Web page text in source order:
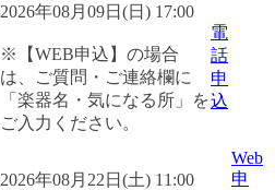
2026年08月09日(日) 17:00
※【WEB申込】の場合
は、ご質問・ご連絡欄に
「楽器名・気になる所」を
ご入力ください。
電
話
申
込
2026年08月22日(土) 11:00
Web
申